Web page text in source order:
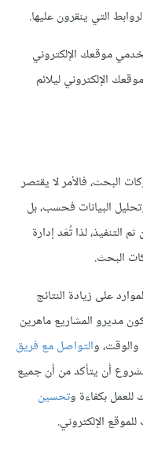
التي ينقرون عليها.
موقعك الإلكتروني
الإلكتروني ليلائم
البحث، فالأمر لا يقتصر
البيانات فحسب، بل
التنفيذ، لذا تُعَد إدارة
البحث.
على زيادة النتائج
مديرو المشاريع ماهرين
والوقت، والتواصل مع فريق
أن يتأكد من أن جميع
بكفاءة وتحسين
الإلكتروني.